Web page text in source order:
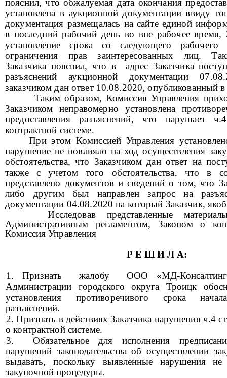
пояснил, что обжалуемая дата окончания
установлена в аукционной документации ввиду
документация размещалась на сайте единой
в последний рабочий день во вне рабочее время,
установление срока со следующего
ограничения прав заинтересованных лиц.
Заказчика пояснил, что в адрес Заказчика
разъяснений аукционной документации
заказчиком дан ответ 10.08.2020, опубликованный
Таким образом, Комиссия Управления
Заказчиком неправомерно установлена
предоставления разъяснений, что нарушает
контрактной системе.
При этом Комиссией Управления
нарушение не повлияло на ход осуществления
обстоятельства, что Заказчиком дан ответ на
также с учетом того обстоятельства, что в
представлено документов и сведений о том, что
либо другим был направлен запрос на
документации 04.08.2020 на который Заказчик,
Исследовав представленные
Административным регламентом, Законом о
Комиссия Управления
Р Е Ш И Л А:
1. Признать жалобу ООО «МД-
Администрации городского округа Троицк
установления противоречивого срока
разъяснений.
2. Признать в действиях Заказчика нарушенияч.4
о контрактной системе.
3. Обязательное для исполнения
нарушений законодательства об осуществлении
выдавать, поскольку выявленные нарушения
закупочной процедуры.